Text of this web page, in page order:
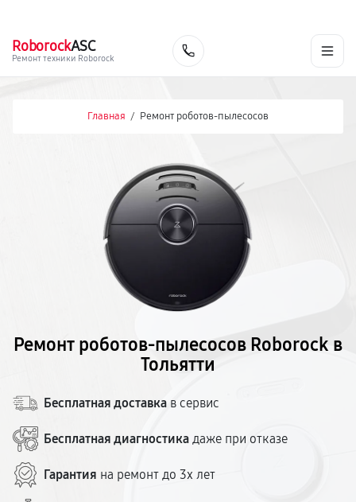
RoborockASC
Ремонт техники Roborock
Главная / Ремонт роботов-пылесосов
Ремонт роботов-пылесосов Roborock в
Тольятти
Бесплатная доставка в сервис
Бесплатная диагностика даже при отказе
Гарантия на ремонт до 3х лет